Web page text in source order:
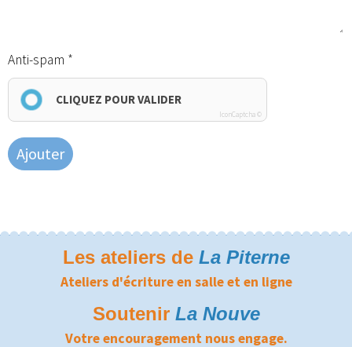
Anti-spam
CLIQUEZ POUR VALIDER
IconCaptcha ©
Ajouter
Les ateliers de La Piterne
Ateliers d'écriture en salle et en ligne
Soutenir La Nouve
Votre encouragement nous engage.